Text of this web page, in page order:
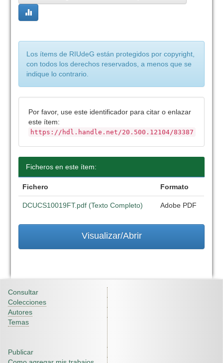
Los ítems de RIUdeG están protegidos por copyright,
con todos los derechos reservados, a menos que se
indique lo contrario.
Por favor, use este identificador para citar o enlazar
este ítem:
https://hdl.handle.net/20.500.12104/83387
Ficheros en este ítem:
Fichero Formato
DCUCS10019FT.pdf (Texto Completo) Adobe PDF
Visualizar/Abrir
Consultar
Colecciones
Autores
Temas
Publicar